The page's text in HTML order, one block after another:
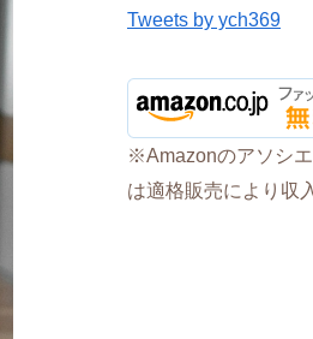
Tweets by ych369
※Amazonのアソシ
は適格販売により収